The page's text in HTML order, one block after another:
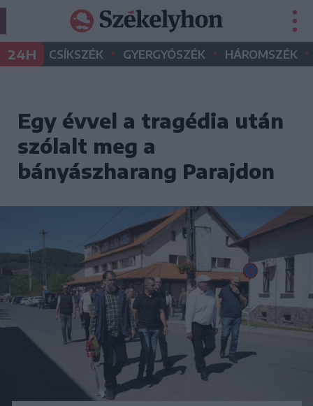
24H CSÍKSZÉK • GYERGYÓSZÉK • HÁROMSZÉK •
Egy évvel a tragédia után
szólalt meg a
bányászharang Parajdon